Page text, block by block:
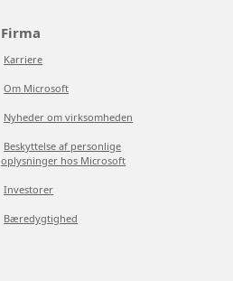
Firma
Karriere
Om Microsoft
Nyheder om virksomheden
Beskyttelse af personlige
oplysninger hos Microsoft
Investorer
Bæredygtighed